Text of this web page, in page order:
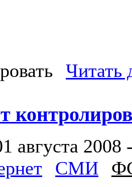
Читать
августа 2008
СМИ